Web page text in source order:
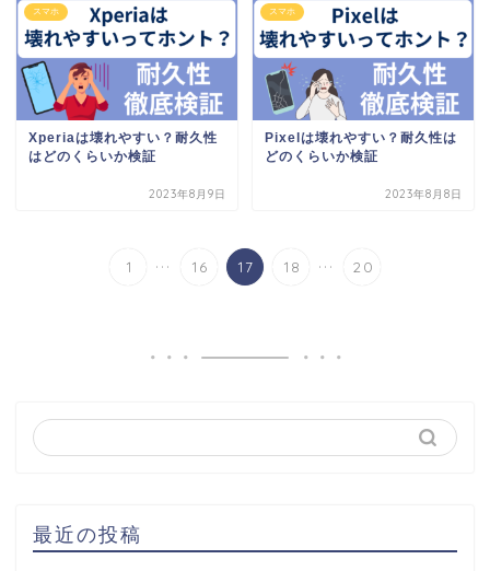
スマホ
Xperiaは壊れやすい？耐久性
はどのくらいか検証
2023年8月9日
スマホ
Pixelは壊れやすい？耐久性は
どのくらいか検証
2023年8月8日
1 ... 16 17 18 ... 20
最近の投稿